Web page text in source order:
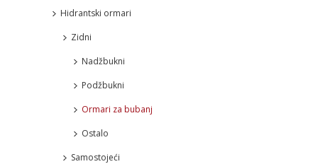
Hidrantski ormari
Zidni
Nadžbukni
Podžbukni
Ormari za bubanj
Ostalo
Samostojeći